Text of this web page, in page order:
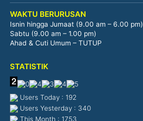
WAKTU BERURUSAN
Isnin hingga Jumaat (9.00 am – 6.00 pm)
Sabtu (9.00 am – 1.00 pm)
Ahad & Cuti Umum – TUTUP
STATISTIK
Users Today : 192
Users Yesterday : 340
This Month : 1753